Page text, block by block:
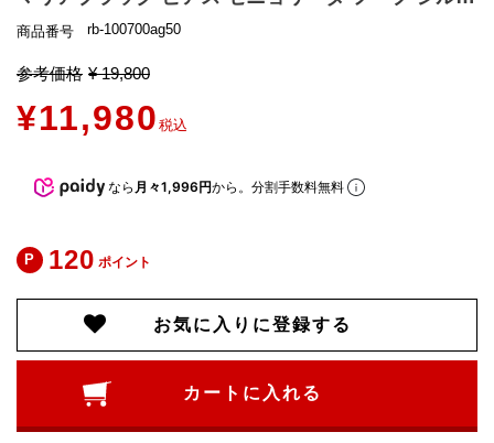
商品番号 rb-100700ag50
参考価格 ¥ 19,800
¥11,980 税込
なら 月々1,996円から。分割手数料無料
120 ポイント
お気に入りに登録する
カートに入れる